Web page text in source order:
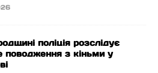
поліція розслідує
поводження з кіньми у